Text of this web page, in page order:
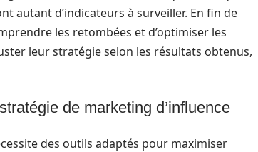
autant d’indicateurs à surveiller. En fin de
les retombées et d’optimiser les
leur stratégie selon les résultats obtenus,
de marketing d’influence
des outils adaptés pour maximiser